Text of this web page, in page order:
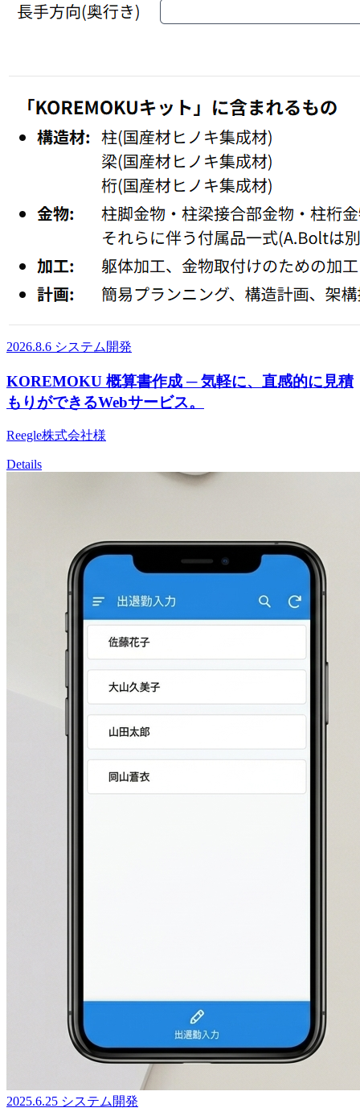
2026.8.6 システム開発
KOREMOKU 概算書作成 ─ 気軽に、直感的に見積
もりができるWebサービス。
Reegle株式会社様
Details
2025.6.25 システム開発